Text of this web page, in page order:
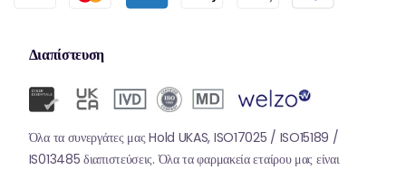
Διαπίστευση
Όλα τα συνεργάτες μας Hold UKAS, ISO17025 / ISO15189 /
IS013485 διαπιστεύσεις. Όλα τα φαρμακεία εταίρου μας είναι